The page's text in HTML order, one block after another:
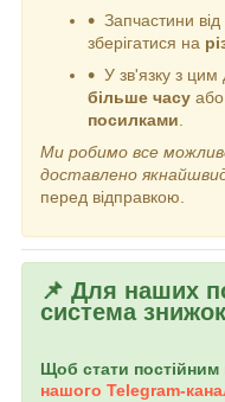
Запчастини
зберігатися на
У зв'язку з цим
більше часу або
посилками.
Ми робимо все
доставлено
перед відправкою.
📌 Для наших
система
Щоб стати постійним
нашого Telegram-